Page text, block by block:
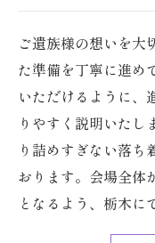
ご遺族様の想いを大
た準備を丁寧に進め
いただけるように、
りやすく説明いた
り詰めすぎない落ち
おります。会場全体
となるよう、栃木に